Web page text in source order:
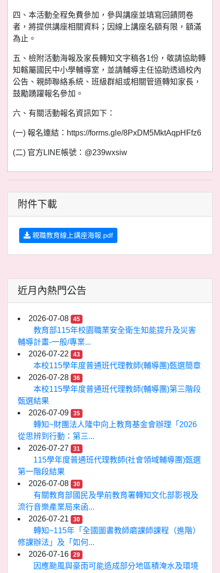
四、本活動全程免費參加，參與講座並填寫回饋問卷
者，將提供講座相關資料；因線上講座名額有限，額滿
為止。
五、檢附活動海報及家長轉知文字稿各1份，敬請協助轉
知轄屬國民中小學輔導室，並請輔導主任協助透過校內
公告、親師聯絡系統、班級群組或相關管道轉知家長，
鼓勵踴躍報名參加。
六、有關活動報名資訊如下：
(一) 報名連結：https://forms.gle/8PxDM5MktAqpHFfz6
(二) 官方LINE帳號：@239wxsiw
附件下載
親職教育線上講座海報.pdf
近月內熱門公告
2026-07-08 45
教育部115年校園職業安全衛生知能提升及災害
輔導計畫-一般/專業...
2026-07-22
43
本校115學年度普通班代理教師(輔導團)甄選簡章
2026-07-28
36
本校115學年度普通班代理教師(輔導團)第三階段
甄選結果
2026-07-09
35
轉知~財團法人隆中向上教育基金會辦理「2026
從思辨到行動：第三...
2026-07-27
31
115學年度普通班代理教師(社會領域輔導團)甄選
第一階段結果
2026-07-08
30
有關教育部國民及學前教育署轉知文化部影視及
流行音樂產業局來函...
2026-07-21
30
轉知~115年「全國圖書教師磨課師課程（進階）
修課辦法」及「如何...
2026-07-16
29
因應颱風與豪雨可能造成部分地區積淹水及環境